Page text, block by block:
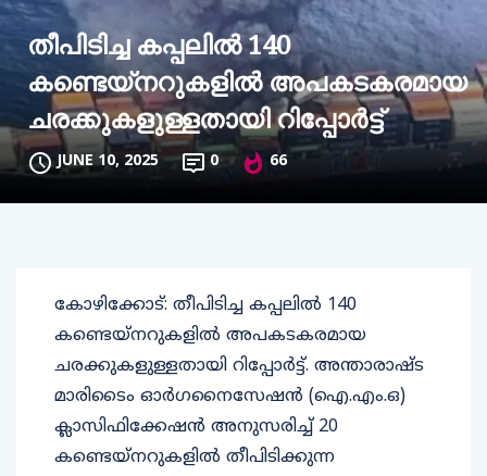
തീപിടിച്ച കപ്പലില്‍ 140
കണ്ടെയ്‌നറുകളില്‍ അപകടകരമായ
ചരക്കുകളുള്ളതായി റിപ്പോര്‍ട്ട്
JUNE 10, 2025 0 66
കോഴിക്കോട്: തീപിടിച്ച കപ്പലില്‍ 140
കണ്ടെയ്‌നറുകളില്‍ അപകടകരമായ
ചരക്കുകളുള്ളതായി റിപ്പോര്‍ട്ട്. അന്താരാഷ്ട
മാരിടൈം ഓര്‍ഗനൈസേഷന്‍ (ഐ.എം.ഒ)
ക്ലാസിഫിക്കേഷന്‍ അനുസരിച്ച് 20
കണ്ടെയ്നറുകളില്‍ തീപിടിക്കുന്ന